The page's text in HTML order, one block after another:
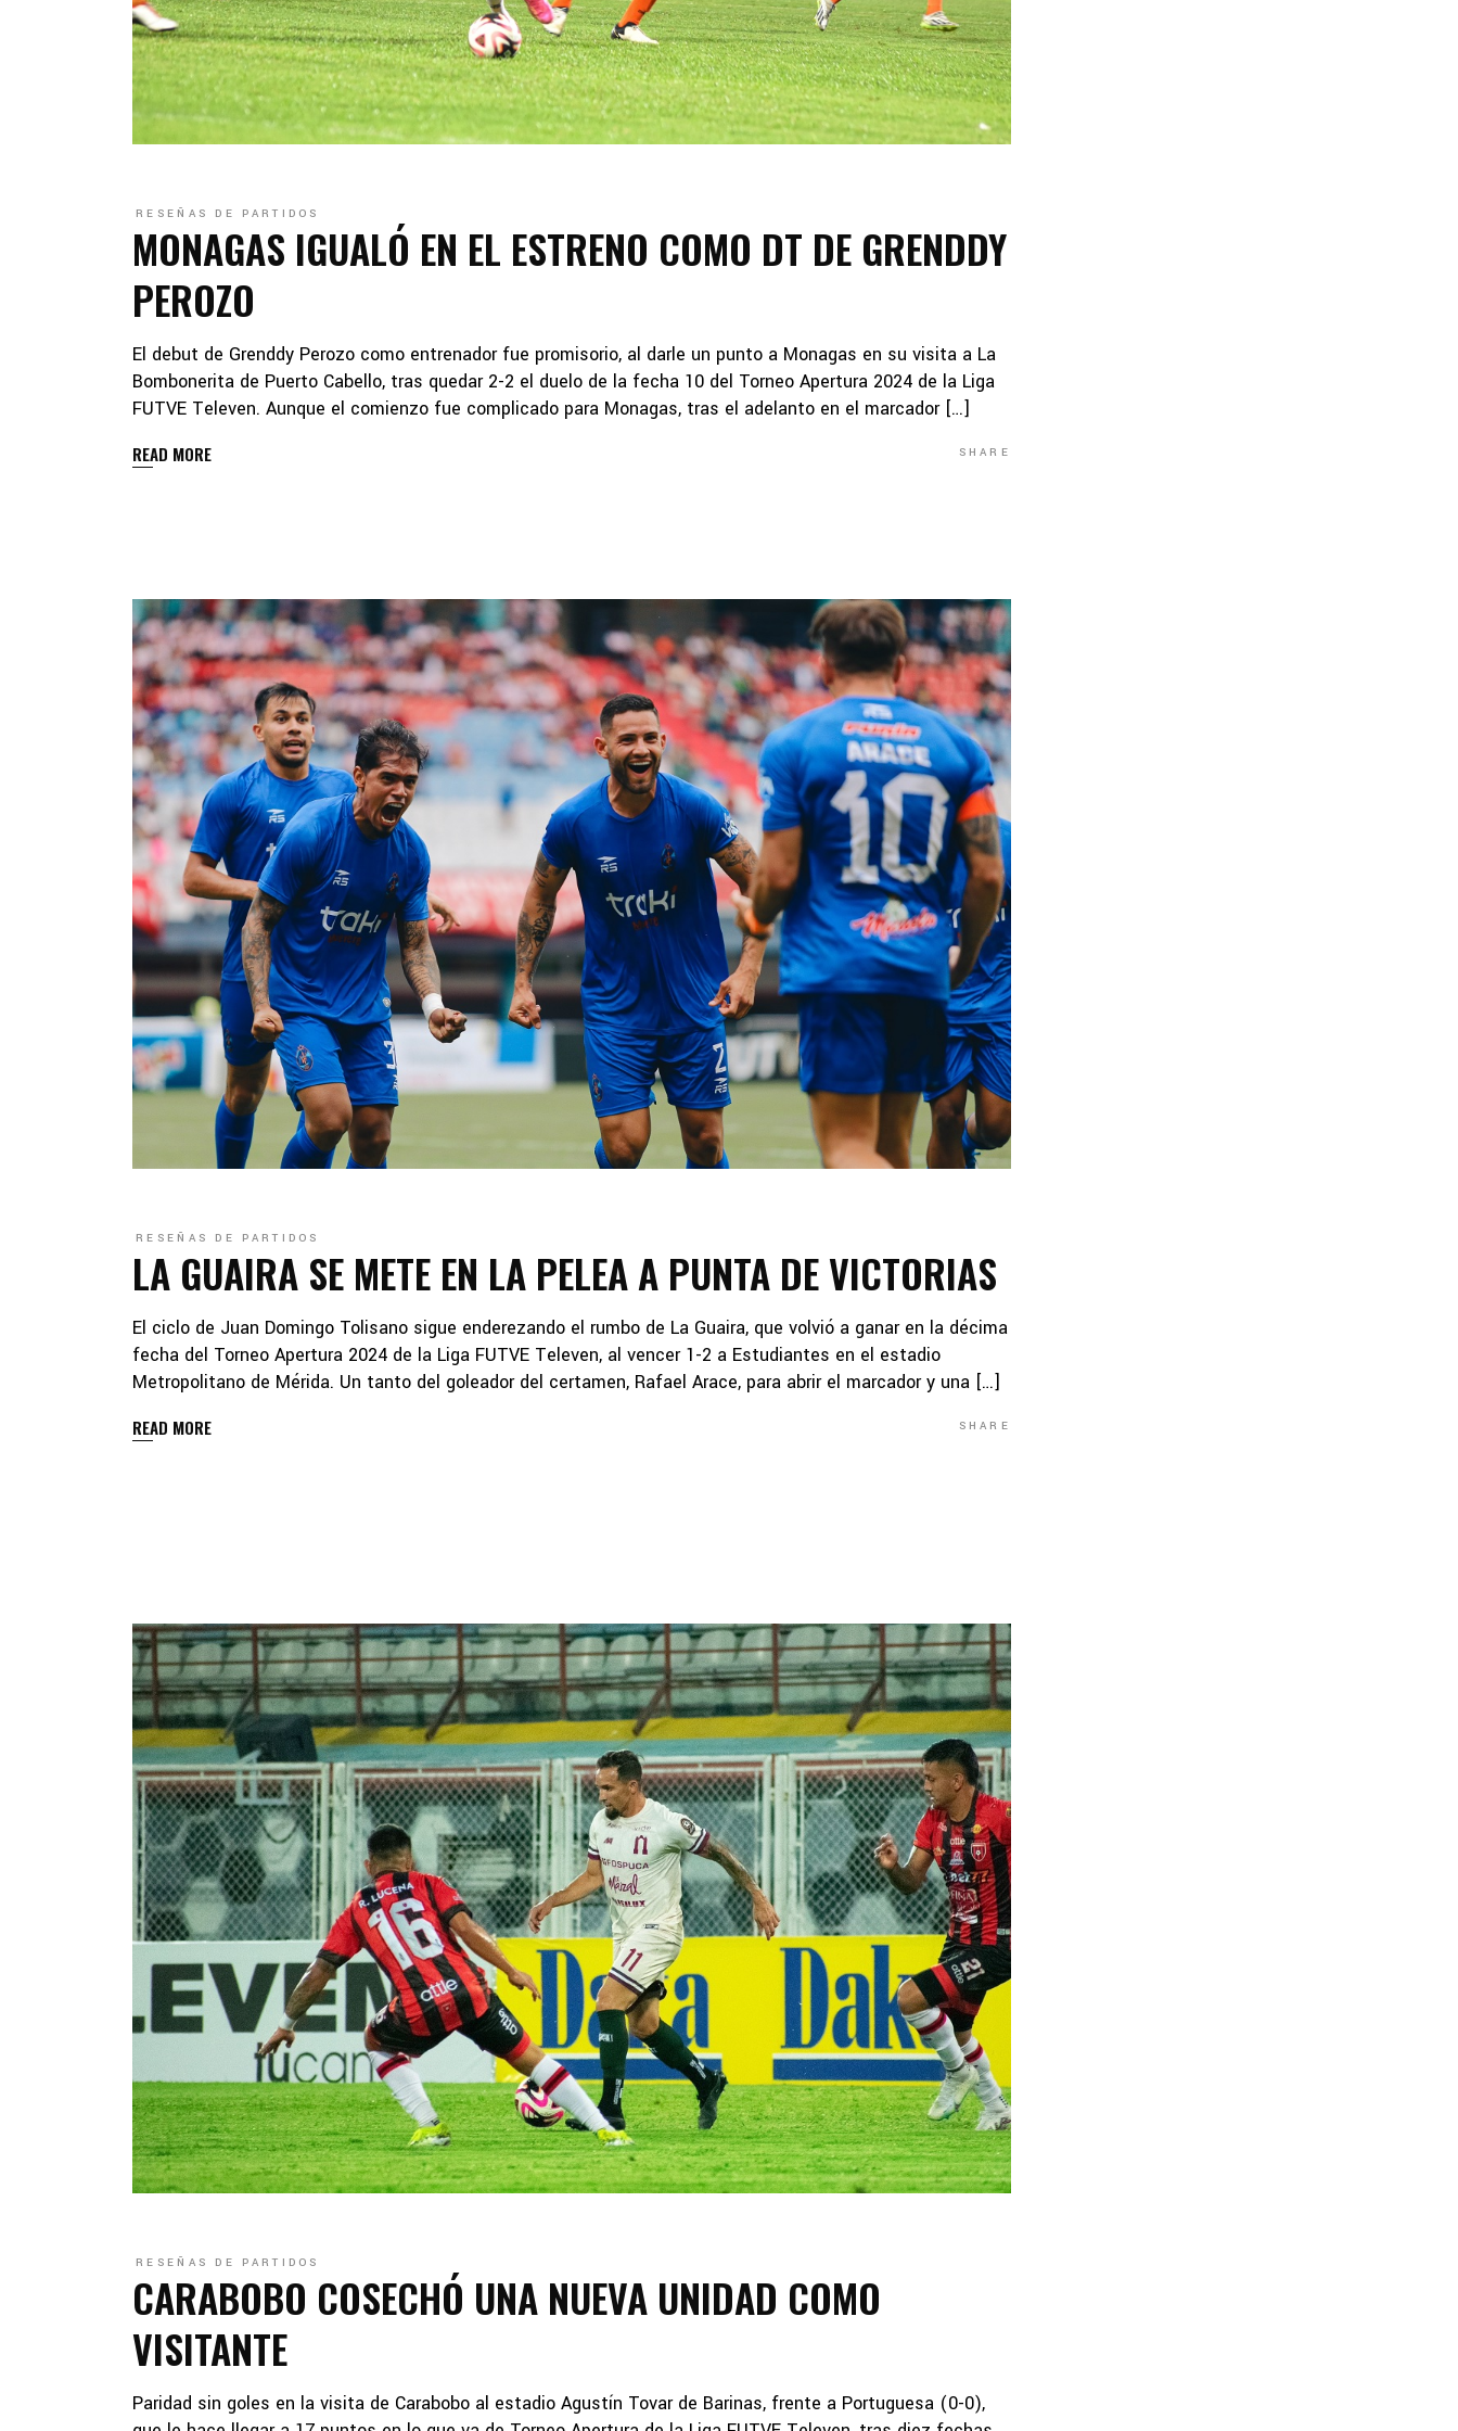
RESEÑAS DE PARTIDOS
MONAGAS IGUALÓ EN EL ESTRENO COMO DT DE GRENDDY
PEROZO
El debut de Grenddy Perozo como entrenador fue promisorio, al darle un punto a Monagas en su visita a La
Bombonerita de Puerto Cabello, tras quedar 2-2 el duelo de la fecha 10 del Torneo Apertura 2024 de la Liga
FUTVE Televen. Aunque el comienzo fue complicado para Monagas, tras el adelanto en el marcador […]
READ MORE SHARE
RESEÑAS DE PARTIDOS
LA GUAIRA SE METE EN LA PELEA A PUNTA DE VICTORIAS
El ciclo de Juan Domingo Tolisano sigue enderezando el rumbo de La Guaira, que volvió a ganar en la décima
fecha del Torneo Apertura 2024 de la Liga FUTVE Televen, al vencer 1-2 a Estudiantes en el estadio
Metropolitano de Mérida. Un tanto del goleador del certamen, Rafael Arace, para abrir el marcador y una […]
READ MORE SHARE
RESEÑAS DE PARTIDOS
CARABOBO COSECHÓ UNA NUEVA UNIDAD COMO
VISITANTE
Paridad sin goles en la visita de Carabobo al estadio Agustín Tovar de Barinas, frente a Portuguesa (0-0),